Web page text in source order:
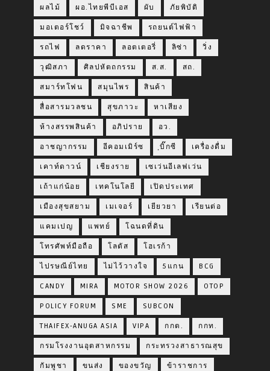
ผลไม้ ผอ.ไทยพีบีเอส ผับ ภัยพิบัติ
มอเตอร์โชว์ มิจฉาชีพ รถยนต์ไฟฟ้า
รถไฟ ลดราคา ลอตเตอรี่ ลิซ่า วิ่ง
วุฒิสภา ศิลปหัตถกรรม ส.ส. สถ.
สมาร์ทโฟน สมุนไพร สินค้า
สื่อสารมวลชน สุขภาวะ หาเสียง
ห้างสรรพสินค้า อภิปราย อว.
อาชญากรรม อีคอมเมิร์ซ ฺบิ๊กซี เครื่องดื่ม
เคาท์ดาวน์ เชียงราย เซเว่นอีเลฟเว่น
เถ้าแก่น้อย เทคโนโลยี เปิดประเทศ
เมืองสุขสยาม เมเจอร์ เยียวยา เรียนต่อ
แคมเปญ แพทย์ โฉนดที่ดิน
โทรศัพท์มือถือ โลตัส โฮเรก้า
ไปรษณีย์ไทย ไม่ไว้วางใจ 5แกน BCG
CANDY MIRA MOTOR SHOW 2026 OTOP
POLICY FORUM SME SUBCON
THAIFEX-ANUGA ASIA VIPA กกต. กกท.
กรมโรงงานอุตสาหกรรม กระทรวงสาธารณสุข
กัมพูชา ขนส่ง ของขวัญ ข้าราชการ